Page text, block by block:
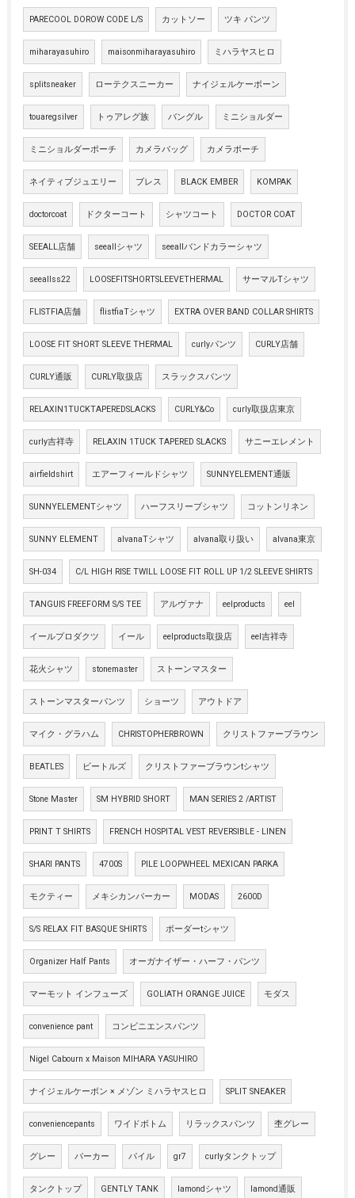
PARECOOL DOROW CODE L/S カットソー ツキ パンツ
miharayasuhiro maisonmiharayasuhiro ミハラヤスヒロ
splitsneaker ローテクスニーカー ナイジェルケーボーン
touaregsilver トゥアレグ族 バングル ミニショルダー
ミニショルダーポーチ カメラバッグ カメラポーチ
ネイティブジュエリー ブレス BLACK EMBER KOMPAK
doctorcoat ドクターコート シャツコート DOCTOR COAT
SEEALL店舗 seeallシャツ seeallバンドカラーシャツ
seeallss22 LOOSEFITSHORTSLEEVETHERMAL サーマルTシャツ
FLISTFIA店舗 flistfiaTシャツ EXTRA OVER BAND COLLAR SHIRTS
LOOSE FIT SHORT SLEEVE THERMAL curlyパンツ CURLY店舗
CURLY通販 CURLY取扱店 スラックスパンツ
RELAXIN1TUCKTAPEREDSLACKS CURLY&Co curly取扱店東京
curly吉祥寺 RELAXIN 1TUCK TAPERED SLACKS サニーエレメント
airfieldshirt エアーフィールドシャツ SUNNYELEMENT通販
SUNNYELEMENTシャツ ハーフスリーブシャツ コットンリネン
SUNNY ELEMENT alvanaTシャツ alvana取り扱い alvana東京
SH-034 C/L HIGH RISE TWILL LOOSE FIT ROLL UP 1/2 SLEEVE SHIRTS
TANGUIS FREEFORM S/S TEE アルヴァナ eelproducts eel
イールプロダクツ イール eelproducts取扱店 eel吉祥寺
花火シャツ stonemaster ストーンマスター
ストーンマスターパンツ ショーツ アウトドア
マイク・グラハム CHRISTOPHERBROWN クリストファーブラウン
BEATLES ビートルズ クリストファーブラウンtシャツ
Stone Master SM HYBRID SHORT MAN SERIES 2 /ARTIST
PRINT T SHIRTS FRENCH HOSPITAL VEST REVERSIBLE - LINEN
SHARI PANTS 4700S PILE LOOPWHEEL MEXICAN PARKA
モクティー メキシカンパーカー MODAS 2600D
S/S RELAX FIT BASQUE SHIRTS ボーダーtシャツ
Organizer Half Pants オーガナイザー・ハーフ・パンツ
マーモット インフューズ GOLIATH ORANGE JUICE モダス
convenience pant コンビニエンスパンツ
Nigel Cabourn x Maison MIHARA YASUHIRO
ナイジェルケーボン × メゾン ミハラヤスヒロ SPLIT SNEAKER
conveniencepants ワイドボトム リラックスパンツ 杢グレー
グレー パーカー パイル gr7 curlyタンクトップ
タンクトップ GENTLY TANK lamondシャツ lamond通販